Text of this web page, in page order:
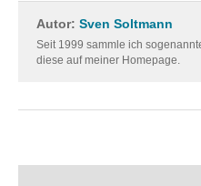
Autor: Sven Soltmann
Seit 1999 sammle ich
diese auf meiner Homepage.